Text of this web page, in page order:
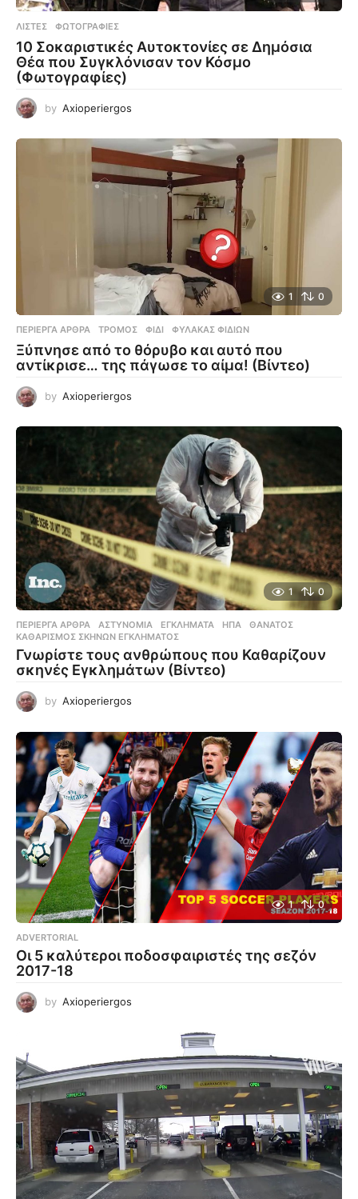
ΛΊΣΤΕΣ ,ΦΩΤΟΓΡΑΦΊΕΣ
10 Σοκαριστικές Αυτοκτονίες σε Δημόσια
Θέα που Συγκλόνισαν τον Κόσμο
(Φωτογραφίες)
by Axioperiergos
1 0
ΠΕΡΊΕΡΓΑ ΆΡΘΡΑ ΤΡΌΜΟΣ ,ΦΊΔΙ ,ΦΎΛΑΚΑΣ ΦΙΔΙΏΝ
Ξύπνησε από το θόρυβο και αυτό που
αντίκρισε… της πάγωσε το αίμα! (Βίντεο)
by Axioperiergos
1 0
ΠΕΡΊΕΡΓΑ ΆΡΘΡΑ ΑΣΤΥΝΟΜΊΑ ,ΕΓΚΛΉΜΑΤΑ ,ΗΠΑ ,ΘΆΝΑΤΟΣ
ΚΑΘΑΡΙΣΜΌΣ ΣΚΗΝΏΝ ΕΓΚΛΉΜΑΤΟΣ
Γνωρίστε τους ανθρώπους που Καθαρίζουν
σκηνές Εγκλημάτων (Βίντεο)
by Axioperiergos
1 0
ADVERTORIAL
Οι 5 καλύτεροι ποδοσφαιριστές της σεζόν
2017-18
by Axioperiergos